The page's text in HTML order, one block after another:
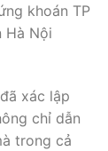
khoán TP
Hà Nội
xác lập
chỉ dẫn
trong cả